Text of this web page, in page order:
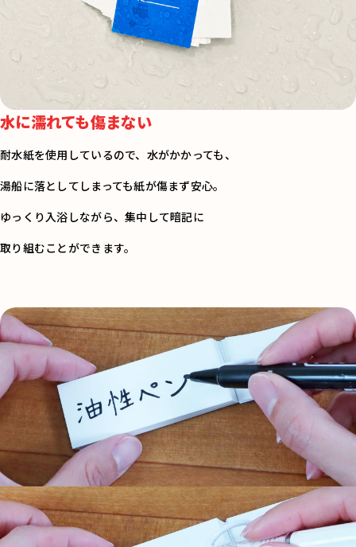
水に濡れても傷まない
耐水紙を使用しているので、水がかかっても、
湯船に落としてしまっても紙が傷まず安心。
ゆっくり入浴しながら、集中して暗記に
取り組むことができます。